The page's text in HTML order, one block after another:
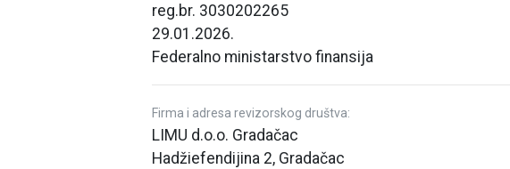
reg.br. 3030202265
29.01.2026.
Federalno ministarstvo finansija
Firma i adresa revizorskog društva:
LIMU d.o.o. Gradačac
Hadžiefendijina 2, Gradačac